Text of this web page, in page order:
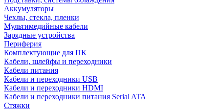
Аккумуляторы
Чехлы, стекла, пленки
Мультимедийные кабели
Зарядные устройства
Периферия
Комплектующие для ПК
Кабели, шлейфы и переходники
Кабели питания
Кабели и переходники USB
Кабели и переходники HDMI
Кабели и переходники питания Serial ATA
Стяжки